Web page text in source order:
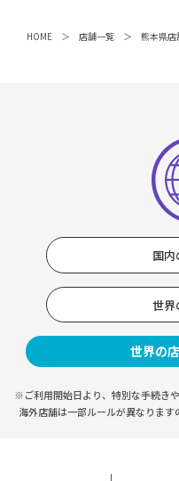
HOME 店舗一覧 熊本県店
国内
世界
世界の
※ご利用開始日より、特別な手続きや
海外店舗は一部ルールが異なります